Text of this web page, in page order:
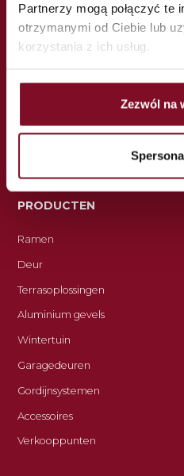
Partnerzy mogą połączyć te
otrzymanymi od Ciebie lub
korzystania z ich usług.
Zezwól na
Nasienna Street 2, 44-120
Openingstijden van de
Ma-vr:8:00 tot 17:00 uur
zondag:inoperabele
salon@komsta.pl
Tel. +48 32 338 36 10
Copyright © 2026 Komsta |
PRODUCTEN
Ramen
Deur
Terrasoplossingen
Aluminium gevels
Wintertuin
Garagedeuren
Gordijnsystemen
Accessoires
Verkooppunten